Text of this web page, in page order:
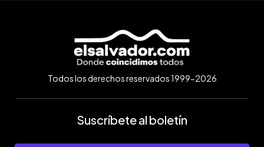
Todos los derechos reservados 1999-2026
Suscríbete al boletín